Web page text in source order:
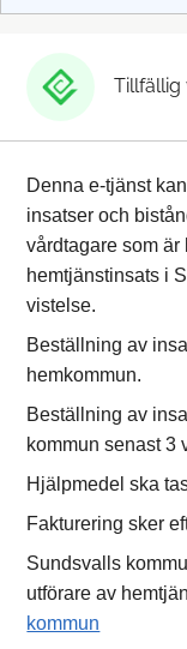
Tillfällig
Denna e-tjänst
insatser och
vårdtagare som
hemtjänstinsats i
vistelse.
Beställning av
hemkommun.
Beställning av
kommun senast 3
Hjälpmedel ska
Fakturering sker
Sundsvalls
utförare av
kommun